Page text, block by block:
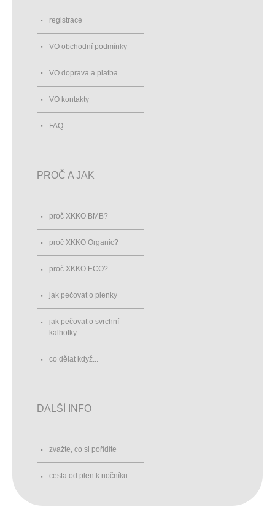
registrace
VO obchodní podmínky
VO doprava a platba
VO kontakty
FAQ
PROČ A JAK
proč XKKO BMB?
proč XKKO Organic?
proč XKKO ECO?
jak pečovat o plenky
jak pečovat o svrchní
kalhotky
co dělat když...
DALŠÍ INFO
zvažte, co si pořídíte
cesta od plen k nočníku